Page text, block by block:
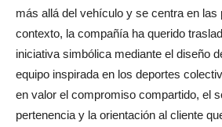
más allá del vehículo y se centra en las
contexto, la compañía ha querido
iniciativa simbólica mediante el diseño
equipo inspirada en los deportes
en valor el compromiso compartido, el
pertenencia y la orientación al cliente